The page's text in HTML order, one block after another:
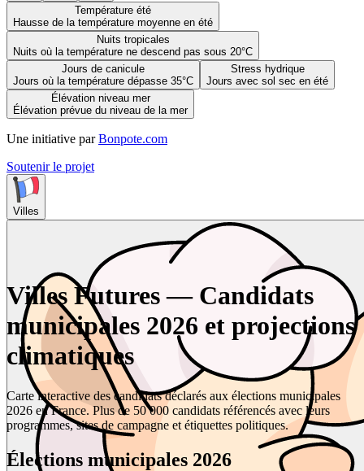
Température été
Hausse de la température moyenne en été
Nuits tropicales
Nuits où la température ne descend pas sous 20°C
Jours de canicule
Jours où la température dépasse 35°C
Stress hydrique
Jours avec sol sec en été
Élévation niveau mer
Élévation prévue du niveau de la mer
Une initiative par Bonpote.com
Soutenir le projet
Villes
Villes Futures — Candidats
municipales 2026 et projections
climatiques
Carte interactive des candidats déclarés aux élections municipales
2026 en France. Plus de 50 000 candidats référencés avec leurs
programmes, sites de campagne et étiquettes politiques.
Élections municipales 2026